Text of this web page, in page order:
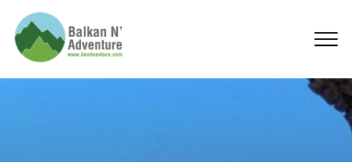
Albanie et Kosovo en